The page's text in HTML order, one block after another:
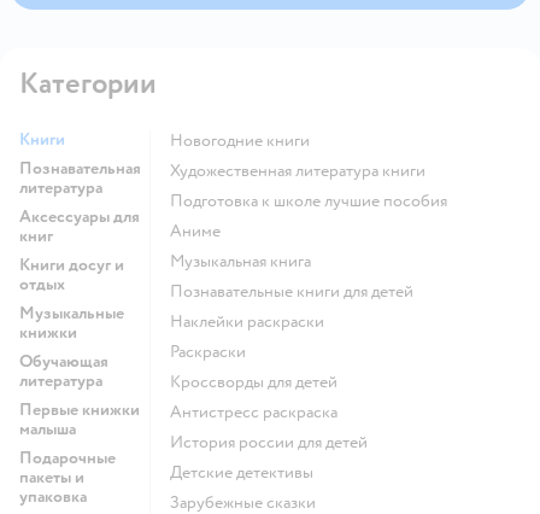
Категории
Книги
Познавательная
литература
Аксессуары для
книг
Книги досуг и
отдых
Музыкальные
книжки
Обучающая
литература
Первые книжки
малыша
Подарочные
пакеты и
упаковка
новогодние книги
художественная литература книги
подготовка к школе лучшие пособия
Аниме
музыкальная книга
познавательные книги для детей
наклейки раскраски
раскраски
кроссворды для детей
антистресс раскраска
история россии для детей
детские детективы
зарубежные сказки